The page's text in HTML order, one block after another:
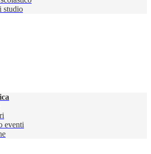
studio
eventi